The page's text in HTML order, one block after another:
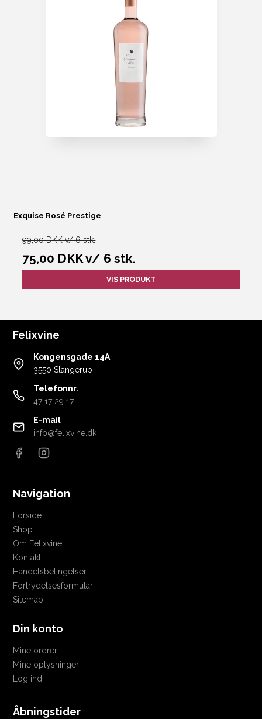
Exquise Rosé Prestige
99,00 DKK v/ 6 stk.
75,00 DKKv/ 6 stk.
VIS PRODUKT
Felixvine
Kongensgade 14A
3550 Slangerup
Telefonnr.
47 17 29 17
E-mail
info@felixvine.dk
Navigation
Forside
Shop
Om Felixvine
Kontakt
Handelsbetingelser
Fortrydelsesformular
Sitemap
Din konto
Mine ordrer
Mine oplysninger
Log ind
Åbningstider